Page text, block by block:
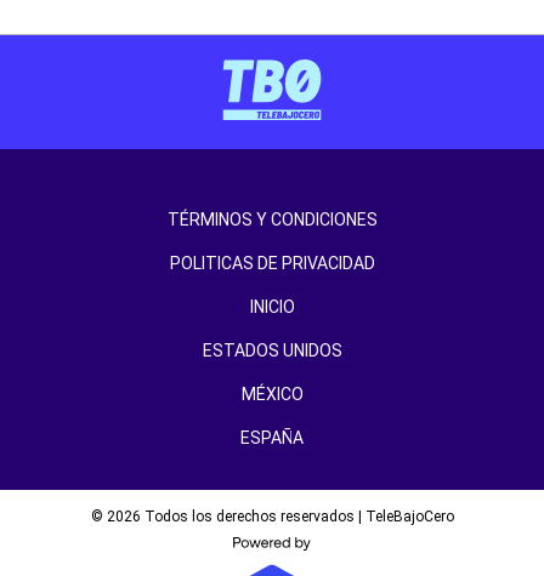
TÉRMINOS Y CONDICIONES
POLITICAS DE PRIVACIDAD
INICIO
ESTADOS UNIDOS
MÉXICO
ESPAÑA
© 2026 Todos los derechos reservados | TeleBajoCero